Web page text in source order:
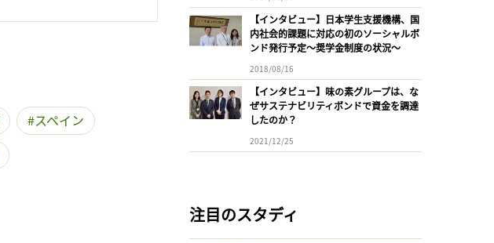
スペイン
【インタビュー】日本学生支援機構、国
内社会的課題に対応の初のソーシャルボ
ンド発行予定〜奨学金制度の状況〜
2018/08/16
【インタビュー】味の素グループは、な
ぜサステナビリティボンドで資金を調達
したのか？
2021/12/25
注目のスタディ